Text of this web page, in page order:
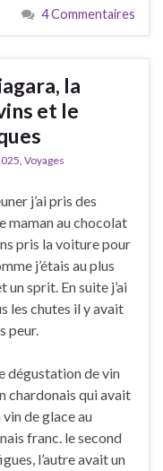
4 Commentaires
la
et le
, Voyages
j’ai pris des
maman au chocolat
pris la voiture pour
j’étais au plus
un sprit. En suite j’ai
les chutes il y avait
peur.
dégustation de vin
chardonais qui avait
de glace au
franc. le second
l’autre avait un